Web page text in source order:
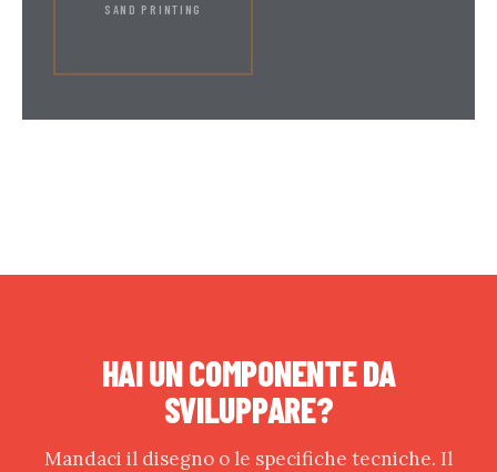
SAND PRINTING
HAI UN COMPONENTE DA
SVILUPPARE?
Mandaci il disegno o le specifiche tecniche. Il